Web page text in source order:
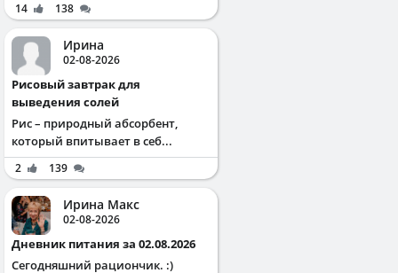
14 138
Ирина
02-08-2026
Рисовый завтрак для
выведения солей
Рис – природный абсорбент,
который впитывает в себ...
2 139
Ирина Макс
02-08-2026
Дневник питания за 02.08.2026
Сегодняшний рациончик. :)